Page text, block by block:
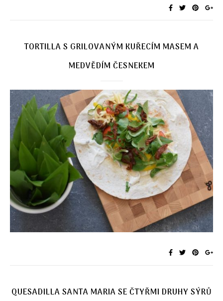
TORTILLA S GRILOVANÝM KUŘECÍM MASEM A
MEDVĚDÍM ČESNEKEM
QUESADILLA SANTA MARIA SE ČTYŘMI DRUHY SÝRŮ